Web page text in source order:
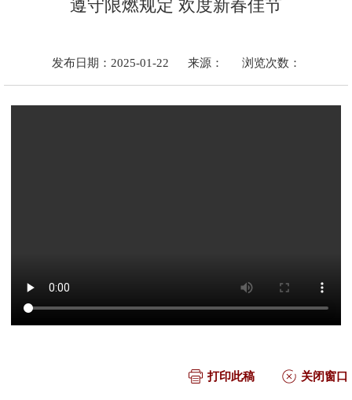
遵守限燃规定 欢度新春佳节
发布日期：2025-01-22 来源： 浏览次数：
打印此稿 关闭窗口